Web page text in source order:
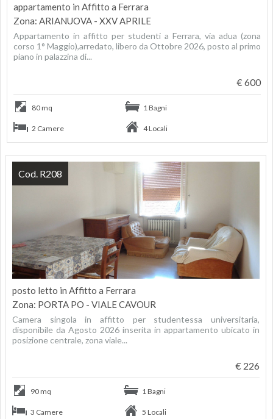
appartamento in Affitto a Ferrara
Zona: ARIANUOVA - XXV APRILE
Appartamento in affitto per studenti a Ferrara, via adua (zona
corso 1° Maggio),arredato, libero da Ottobre 2026, posto al primo
piano in palazzina di...
€ 600
80 mq 1 Bagni
2 Camere 4 Locali
posto letto in Affitto a Ferrara
Zona: PORTA PO - VIALE CAVOUR
Camera singola in affitto per studentessa universitaria,
disponibile da Agosto 2026 inserita in appartamento ubicato in
posizione centrale, zona viale...
€ 226
Cod. R208
90 mq 1 Bagni
3 Camere 5 Locali